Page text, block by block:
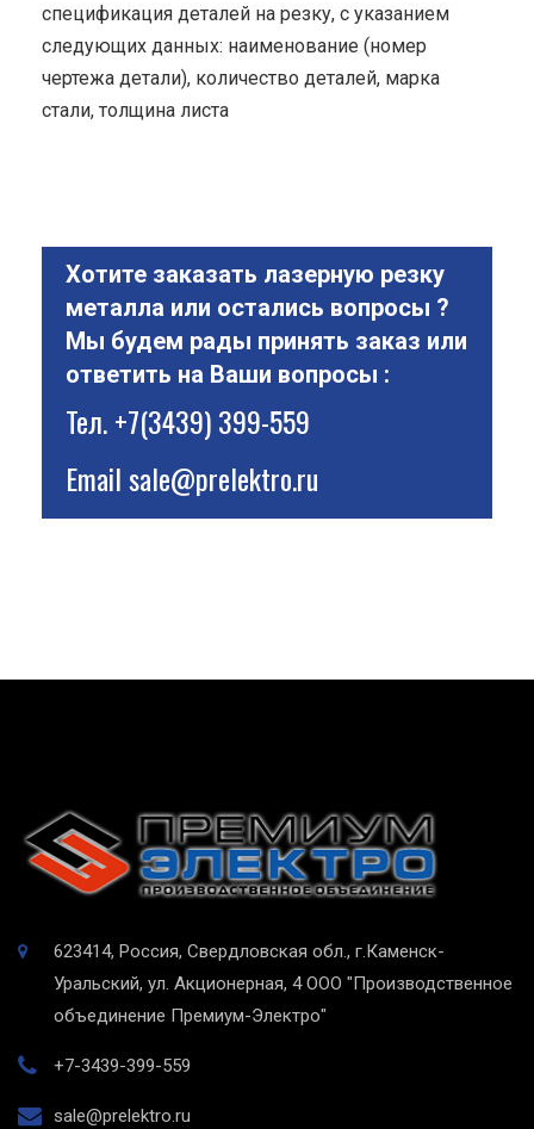
спецификация деталей на резку, с указанием
следующих данных: наименование (номер
чертежа детали), количество деталей, марка
стали, толщина листа
Хотите заказать лазерную резку
металла или остались вопросы ?
Мы будем рады принять заказ или
ответить на Ваши вопросы :
Тел.+7(3439) 399-559
Emailsale@prelektro.ru
623414, Россия, Свердловская обл., г.Каменск-
Уральский, ул. Акционерная, 4 ООО "Производственное
объединение Премиум-Электро"
+7-3439-399-559
sale@prelektro.ru